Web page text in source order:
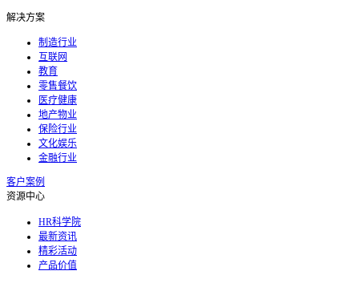
解决方案
制造行业
互联网
教育
零售餐饮
医疗健康
地产物业
保险行业
文化娱乐
金融行业
客户案例
资源中心
HR科学院
最新资讯
精彩活动
产品价值